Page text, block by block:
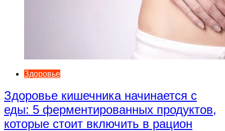
Здоровье
Здоровье кишечника начинается с
еды: 5 ферментированных продуктов,
которые стоит включить в рацион